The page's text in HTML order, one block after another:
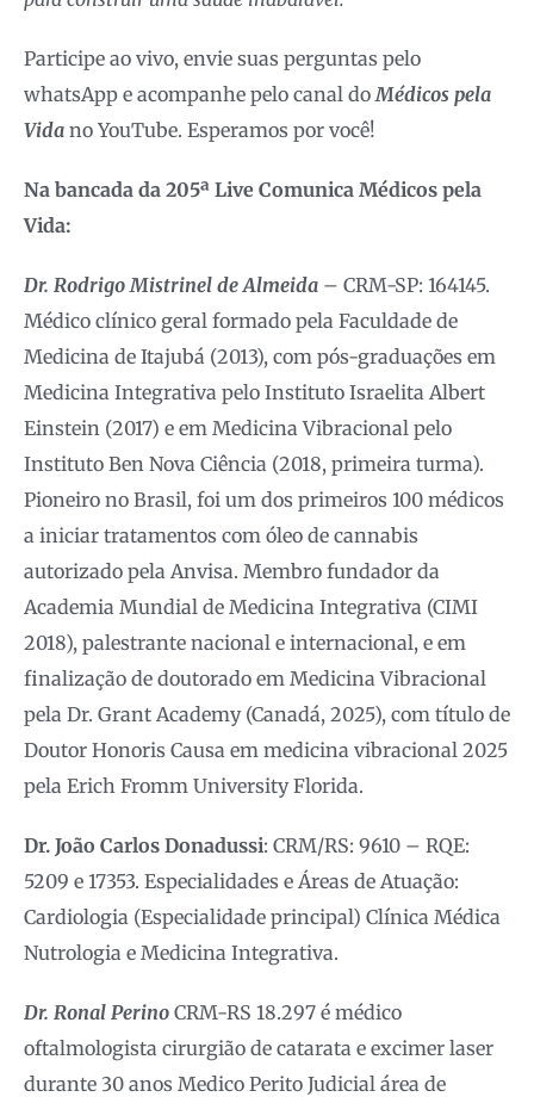
Participe ao vivo, envie suas perguntas pelo
whatsApp e acompanhe pelo canal do Médicos pela
Vida no YouTube. Esperamos por você!
Na bancada da 205ª Live Comunica Médicos pela
Vida:
Dr. Rodrigo Mistrinel de Almeida – CRM-SP: 164145.
Médico clínico geral formado pela Faculdade de
Medicina de Itajubá (2013), com pós-graduações em
Medicina Integrativa pelo Instituto Israelita Albert
Einstein (2017) e em Medicina Vibracional pelo
Instituto Ben Nova Ciência (2018, primeira turma).
Pioneiro no Brasil, foi um dos primeiros 100 médicos
a iniciar tratamentos com óleo de cannabis
autorizado pela Anvisa. Membro fundador da
Academia Mundial de Medicina Integrativa (CIMI
2018), palestrante nacional e internacional, e em
finalização de doutorado em Medicina Vibracional
pela Dr. Grant Academy (Canadá, 2025), com título de
Doutor Honoris Causa em medicina vibracional 2025
pela Erich Fromm University Florida.
Dr. João Carlos Donadussi: CRM/RS: 9610 – RQE:
5209 e 17353. Especialidades e Áreas de Atuação:
Cardiologia (Especialidade principal) Clínica Médica
Nutrologia e Medicina Integrativa.
Dr. Ronal Perino CRM-RS 18.297 é médico
oftalmologista cirurgião de catarata e excimer laser
durante 30 anos Medico Perito Judicial área de